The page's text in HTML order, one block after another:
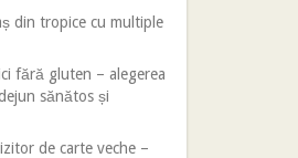
din tropice cu multiple
fără gluten – alegerea
sănătos și
de carte veche –